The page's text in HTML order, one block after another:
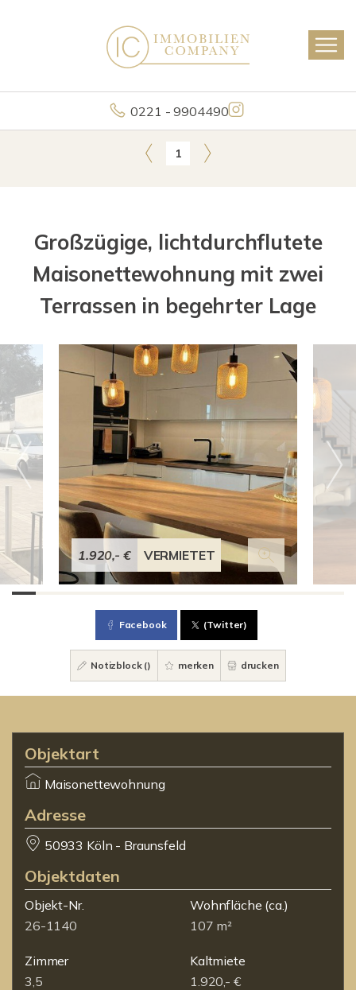
0221 - 9904490
1
Großzügige, lichtdurchflutete
Maisonettewohnung mit zwei
Terrassen in begehrter Lage
1.920,- € VERMIETET
Facebook (Twitter)
Notizblock () merken drucken
Objektart
Maisonettewohnung
Adresse
50933 Köln - Braunsfeld
Objektdaten
Objekt-Nr.
26-1140
Wohnfläche (ca.)
107 m²
Zimmer
3,5
Kaltmiete
1.920,- €